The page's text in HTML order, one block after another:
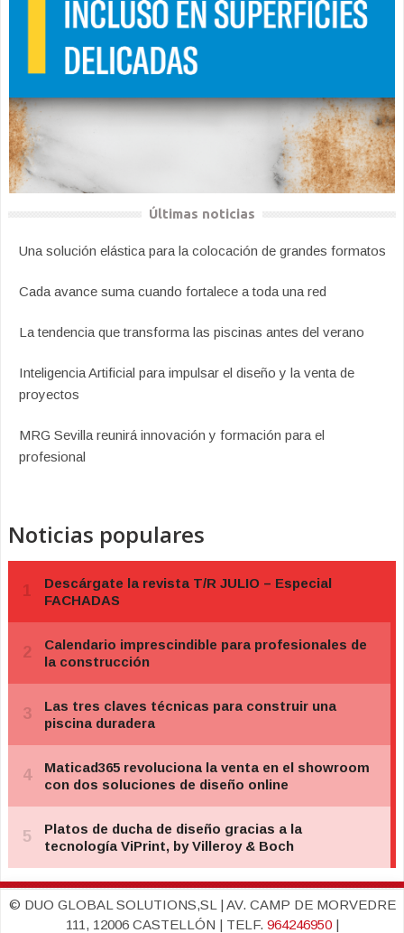
Últimas noticias
Una solución elástica para la colocación de grandes formatos
Cada avance suma cuando fortalece a toda una red
La tendencia que transforma las piscinas antes del verano
Inteligencia Artificial para impulsar el diseño y la venta de
proyectos
MRG Sevilla reunirá innovación y formación para el
profesional
Noticias populares
© DUO GLOBAL SOLUTIONS,SL | AV. CAMP DE MORVEDRE
111, 12006 CASTELLÓN | TELF. 964246950|